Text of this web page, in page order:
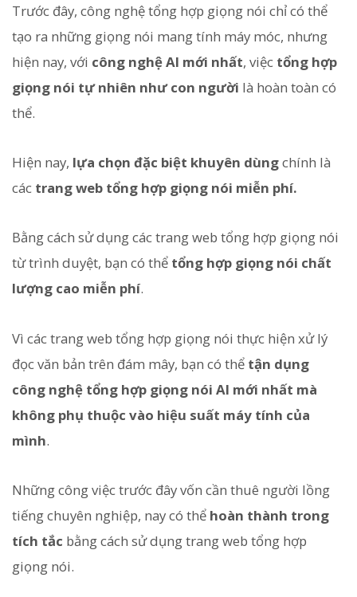
Trước đây, công nghệ tổng hợp giọng nói chỉ có thể
tạo ra những giọng nói mang tính máy móc, nhưng
hiện nay, với công nghệ AI mới nhất, việc tổng hợp
giọng nói tự nhiên như con người là hoàn toàn có
thể.
Hiện nay, lựa chọn đặc biệt khuyên dùngchính là
các trang web tổng hợp giọng nói miễn phí.
Bằng cách sử dụng các trang web tổng hợp giọng nói
từ trình duyệt, bạn có thể tổng hợp giọng nói chất
lượng cao miễn phí.
Vì các trang web tổng hợp giọng nói thực hiện xử lý
đọc văn bản trên đám mây, bạn có thể tận dụng
công nghệ tổng hợp giọng nói AI mới nhất mà
không phụ thuộc vào hiệu suất máy tính của
mình.
Những công việc trước đây vốn cần thuê người lồng
tiếng chuyên nghiệp, nay có thể hoàn thành trong
tích tắc bằng cách sử dụng trang web tổng hợp
giọng nói.